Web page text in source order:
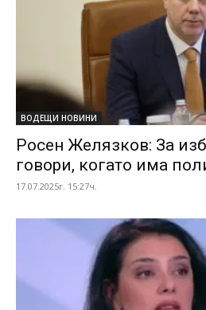
ВОДЕЩИ НОВИНИ
Росен Желязков: За
говори, когато има
17.07.2025г. 15:27ч.